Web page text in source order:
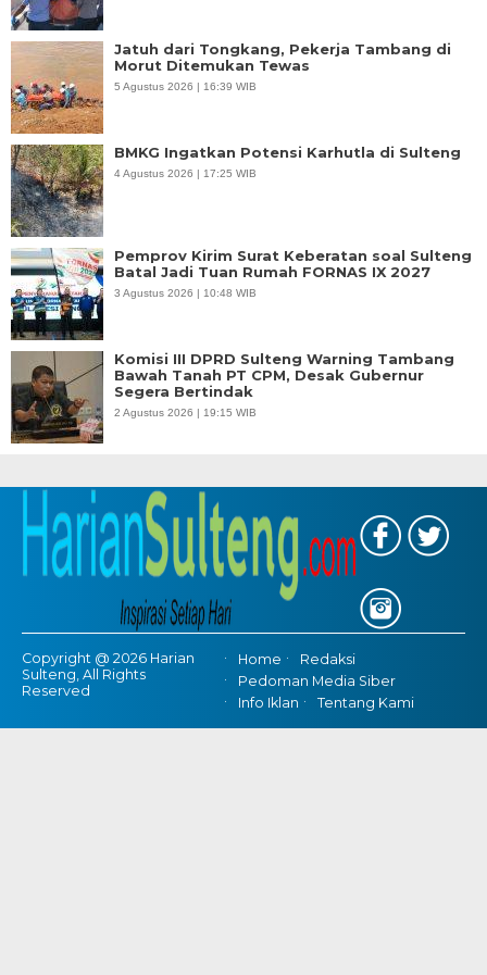
Jatuh dari Tongkang, Pekerja Tambang di
Morut Ditemukan Tewas
5 Agustus 2026 | 16:39 WIB
BMKG Ingatkan Potensi Karhutla di Sulteng
4 Agustus 2026 | 17:25 WIB
Pemprov Kirim Surat Keberatan soal Sulteng
Batal Jadi Tuan Rumah FORNAS IX 2027
3 Agustus 2026 | 10:48 WIB
Komisi III DPRD Sulteng Warning Tambang
Bawah Tanah PT CPM, Desak Gubernur
Segera Bertindak
2 Agustus 2026 | 19:15 WIB
Copyright @ 2026 Harian
Sulteng, All Rights
Reserved
Home
Redaksi
Pedoman Media Siber
Info Iklan
Tentang Kami